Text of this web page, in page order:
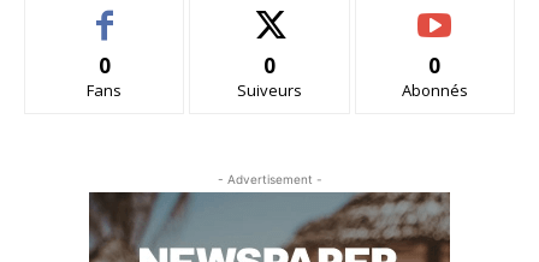
0
Fans
0
Suiveurs
0
Abonnés
- Advertisement -